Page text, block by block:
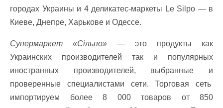
городах Украины и 4 деликатес-маркеты Le Silpo — в
Киеве, Днепре, Харькове и Одессе.
Супермаркет «Сільпо» — это продукты как
Украинских производителей так и популярных
иностранных производителей, выбранные и
проверенные специалистами сети. Торговая сеть
импортируем более 8 000 товаров от 850